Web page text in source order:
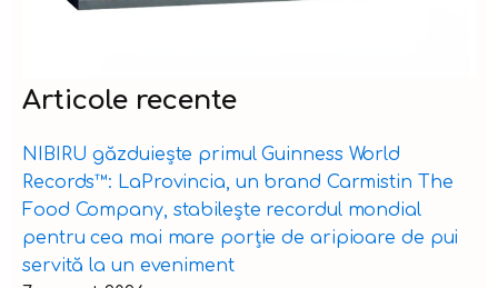
Articole recente
NIBIRU găzduiește primul Guinness World
Records™️: LaProvincia, un brand Carmistin The
Food Company, stabilește recordul mondial
pentru cea mai mare porție de aripioare de pui
servită la un eveniment